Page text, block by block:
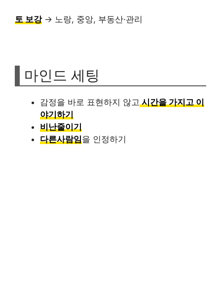
토 보강→ 노랑, 중앙, 부동산·관리
마인드 세팅
감정을 바로 표현하지 않고 시간을 가지고 이
야기하기
비난줄이기
다른사람임을 인정하기